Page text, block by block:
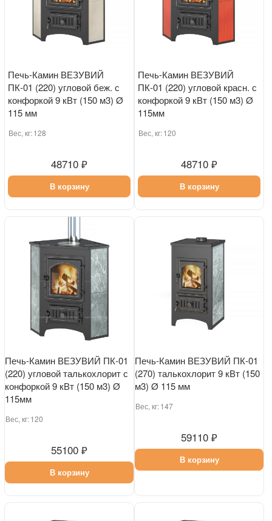
Печь-Камин ВЕЗУВИЙ
ПК-01 (220) угловой беж. с
конфоркой 9 кВт (150 м3) Ø
115 мм
Вес, кг:128
48710 ₽
В корзину
Печь-Камин ВЕЗУВИЙ
ПК-01 (220) угловой красн. с
конфоркой 9 кВт (150 м3) Ø
115мм
Вес, кг:120
48710 ₽
В корзину
Печь-Камин ВЕЗУВИЙ ПК-01
(220) угловой талькохлорит с
конфоркой 9 кВт (150 м3) Ø
115мм
Вес, кг:120
55100 ₽
В корзину
Печь-Камин ВЕЗУВИЙ ПК-01
(270) талькохлорит 9 кВт (150
м3) Ø 115 мм
Вес, кг:147
59110 ₽
В корзину